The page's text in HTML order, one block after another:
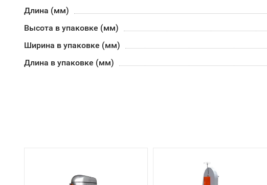
Длина (мм)
Высота в упаковке (мм)
Ширина в упаковке (мм)
Длина в упаковке (мм)